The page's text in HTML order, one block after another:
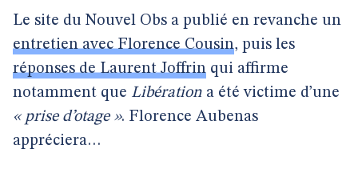
Le site du Nouvel Obs a publié en revanche un
entretien avec Florence Cousin, puis les
réponses de Laurent Joffrin qui affirme
notamment que Libération a été victime d’une
« prise d’otage ». Florence Aubenas
appréciera…